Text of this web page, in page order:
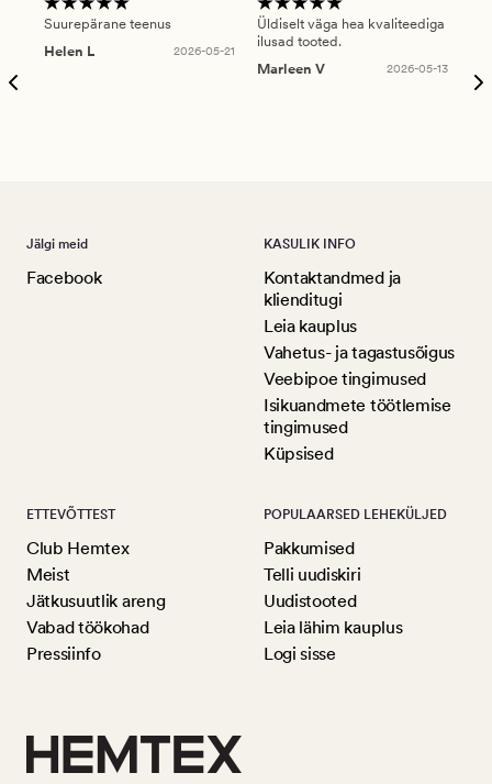
Suurepärane teenus
Helen L
2026-05-21
Üldiselt väga hea kvaliteediga
ilusad tooted.
Marleen V
2026-05-13
Jälgi meid
Facebook
KASULIK INFO
Kontaktandmed ja
klienditugi
Leia kauplus
Vahetus- ja tagastusõigus
Veebipoe tingimused
Isikuandmete töötlemise
tingimused
Küpsised
ETTEVÕTTEST
Club Hemtex
Meist
Jätkusuutlik areng
Vabad töökohad
Pressiinfo
POPULAARSED LEHEKÜLJED
Pakkumised
Telli uudiskiri
Uudistooted
Leia lähim kauplus
Logi sisse